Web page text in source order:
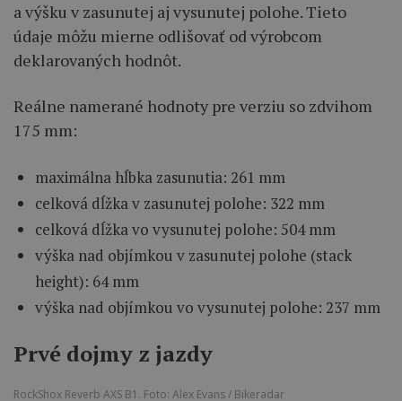
a výšku v zasunutej aj vysunutej polohe. Tieto
údaje môžu mierne odlišovať od výrobcom
deklarovaných hodnôt.
Reálne namerané hodnoty pre verziu so zdvihom
175 mm:
maximálna hĺbka zasunutia: 261 mm
celková dĺžka v zasunutej polohe: 322 mm
celková dĺžka vo vysunutej polohe: 504 mm
výška nad objímkou v zasunutej polohe (stack
height): 64 mm
výška nad objímkou vo vysunutej polohe: 237 mm
Prvé dojmy z jazdy
RockShox Reverb AXS B1. Foto: Alex Evans / Bikeradar